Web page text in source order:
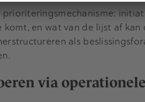
en wat van de lijst af
als
via